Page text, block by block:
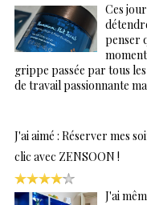
Ces
penser
grippe passée par tous
de travail passionnante
J'ai aimé : Réserver mes
clic avec ZENSOON !
J'ai